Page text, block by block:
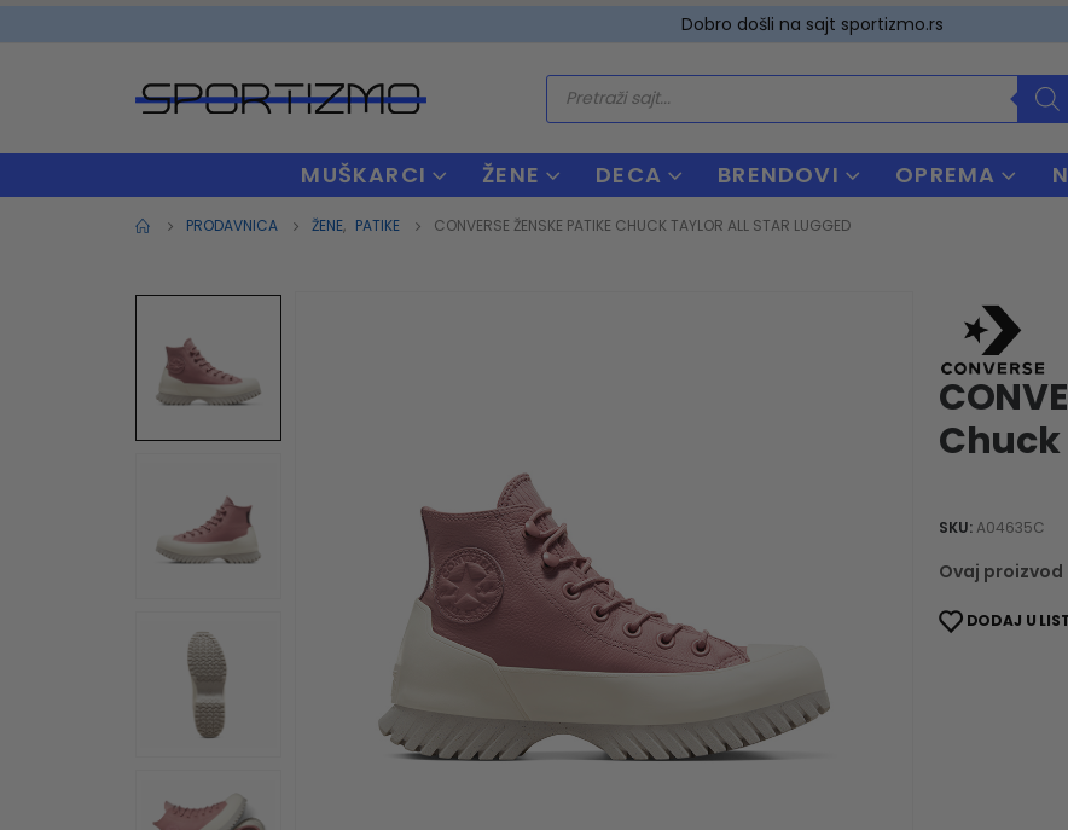
Dobro došli na sajt sportizmo.rs
Products
search
MUŠKARCI ŽENE DECA BRENDOVI OPREMA
PRODAVNICA ŽENE, PATIKE CONVERSE ŽENSKE PATIKE CHUCK TAYLOR ALL STAR LUGGED
Chuck
SKU:A04635C
Ovaj
DODAJ U